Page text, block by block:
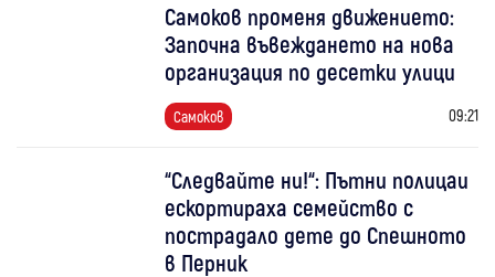
Самоков променя движението:
Започна въвеждането на нова
организация по десетки улици
Самоков 09:21
“Следвайте ни!“: Пътни полицаи
ескортираха семейство с
пострадало дете до Спешното
в Перник